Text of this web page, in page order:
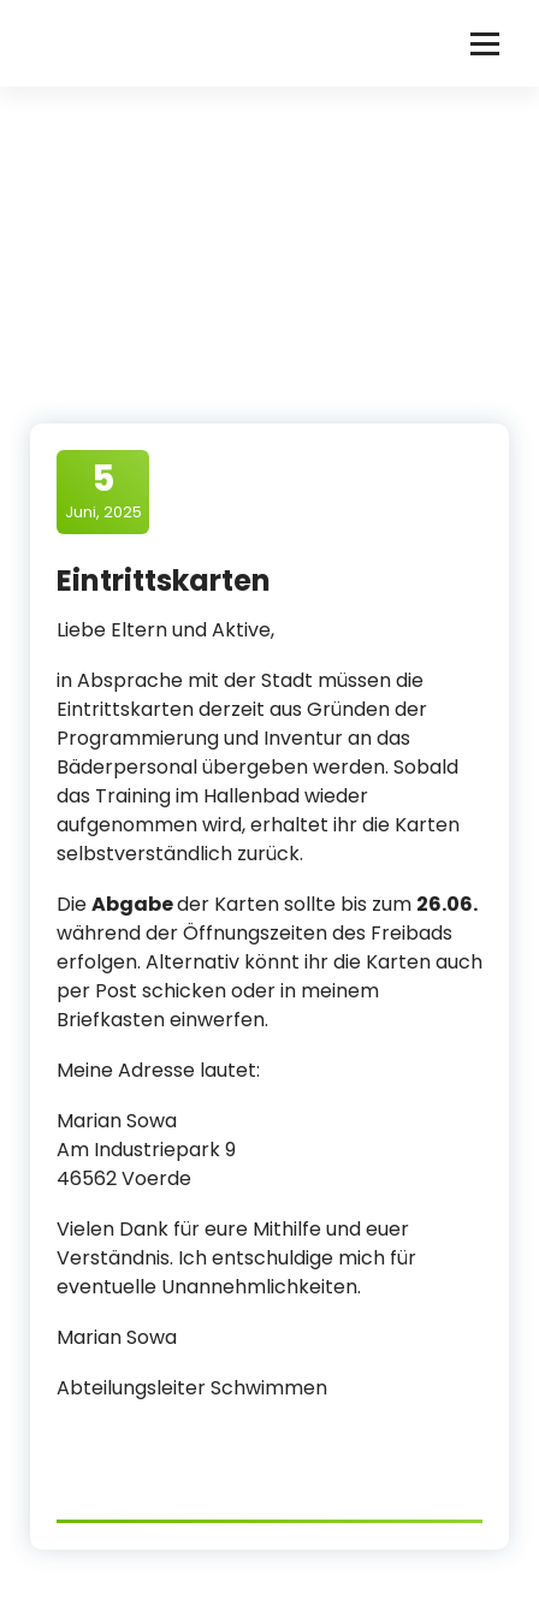
5
Juni, 2025
Eintrittskarten
Liebe Eltern und Aktive,
in Absprache mit der Stadt müssen die
Eintrittskarten derzeit aus Gründen der
Programmierung und Inventur an das
Bäderpersonal übergeben werden. Sobald
das Training im Hallenbad wieder
aufgenommen wird, erhaltet ihr die Karten
selbstverständlich zurück.
DieAbgabeder Karten sollte bis zum 26.06.
während der Öffnungszeiten des Freibads
erfolgen. Alternativ könnt ihr die Karten auch
per Post schicken oder in meinem
Briefkasten einwerfen.
Meine Adresse lautet:
Marian Sowa
Am Industriepark 9
46562 Voerde
Vielen Dank für eure Mithilfe und euer
Verständnis. Ich entschuldige mich für
eventuelle Unannehmlichkeiten.
Marian Sowa
Abteilungsleiter Schwimmen